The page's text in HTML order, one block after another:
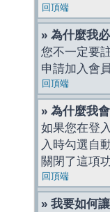
回頂端
» 為什麼我
您不一定要
申請加入會
回頂端
» 為什麼我
如果您在登
入時勾選自
關閉了這項功
回頂端
» 我要如何